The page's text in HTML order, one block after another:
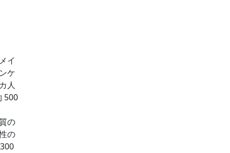
イ
ケ
人
500
の
の